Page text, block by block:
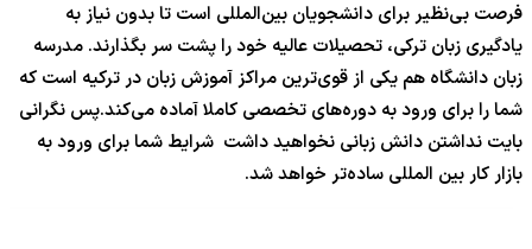
فرصت بی‌نظیر برای دانشجویان بین‌المللی است تا بدون نیاز به
یادگیری زبان ترکی، تحصیلات عالیه خود را پشت سر بگذارند. مدرسه
زبان دانشگاه هم یکی از قوی‌ترین مراکز آموزش زبان در ترکیه است که
شما را برای ورود به دوره‌های تخصصی کاملا آماده می‌کند.پس نگرانی
بایت نداشتن دانش زبانی نخواهید داشت شرایط شما برای ورود به
بازار کار بین المللی ساده‌تر خواهد شد.